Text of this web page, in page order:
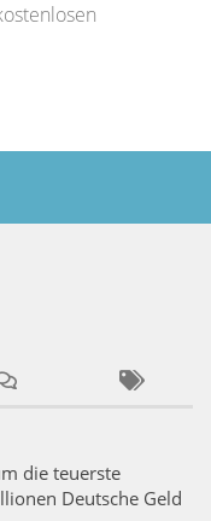
die teuerste
Deutsche Geld